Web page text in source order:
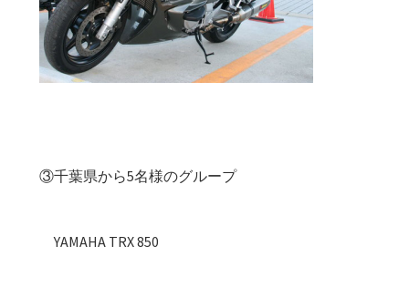
③千葉県から5名様のグループ
YAMAHA TRX 850